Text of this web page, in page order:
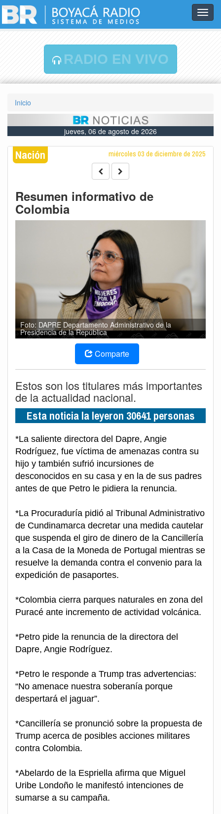
RADIO EN VIVO
Inicio
jueves, 06 de agosto de 2026
Nación miércoles 03 de diciembre de 2025
Resumen informativo de
Colombia
Foto: DAPRE Departamento Administrativo de la
Presidencia de la República
Comparte
Estos son los titulares más importantes
de la actualidad nacional.
Esta noticia la leyeron 30641 personas
*La saliente directora del Dapre, Angie
Rodríguez, fue víctima de amenazas contra su
hijo y también sufrió incursiones de
desconocidos en su casa y en la de sus padres
antes de que Petro le pidiera la renuncia.
*La Procuraduría pidió al Tribunal Administrativo
de Cundinamarca decretar una medida cautelar
que suspenda el giro de dinero de la Cancillería
a la Casa de la Moneda de Portugal mientras se
resuelve la demanda contra el convenio para la
expedición de pasaportes.
*Colombia cierra parques naturales en zona del
Puracé ante incremento de actividad volcánica.
*Petro pide la renuncia de la directora del
Dapre, Angie Rodríguez.
*Petro le responde a Trump tras advertencias:
“No amenace nuestra soberanía porque
despertará el jaguar”.
*Cancillería se pronunció sobre la propuesta de
Trump acerca de posibles acciones militares
contra Colombia.
*Abelardo de la Espriella afirma que Miguel
Uribe Londoño le manifestó intenciones de
sumarse a su campaña.